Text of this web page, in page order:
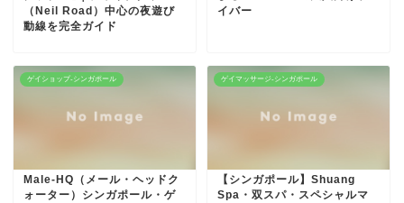
（Neil Road）中心の夜遊び
動線を完全ガイド
イバー
ゲイショップ-シンガポール
Male-HQ（メール・ヘッドク
ォーター）シンガポール・ゲ
ゲイマッサージ-シンガポール
【シンガポール】Shuang
Spa・双スパ・スペシャルマ